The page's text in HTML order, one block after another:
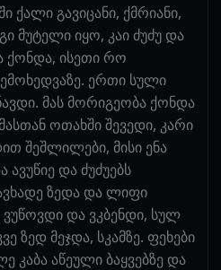
ქალი გავიცანი, ქმრიანი,
მუტელი იყო, კაი ძუძუ და
ქონდა, ისეთი რო
ერთი სული
მას მორიგეობა ქონდა
ოთახში შევედი, კარი
შეშლილები, მისი ენა
ავუწიე და ძუძუებს
ზედა და ლიფი
ვუწოვდი და ვკბენდი, სულ
ზედ მეჯდა, სკამზე. ფეხები
აწეული ბაყვებზე და